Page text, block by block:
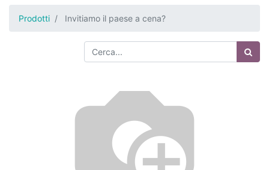
Prodotti Invitiamo il paese a cena?